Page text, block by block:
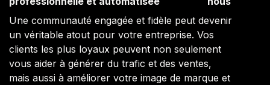
Une communauté engagée et fidèle peut devenir
un véritable atout pour votre entreprise. Vos
clients les plus loyaux peuvent non seulement
vous aider à générer du trafic et des ventes,
mais aussi à améliorer votre image de marque et